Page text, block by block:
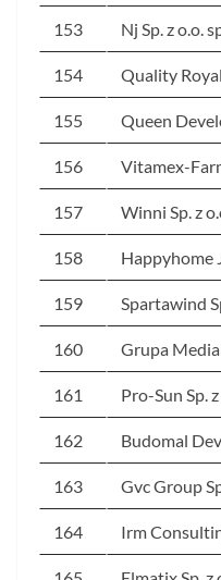
153 Nj Sp. z o.o.
154 Quality
155 Queen
156 Vitamex-
157 Winni Sp. z
158 Happyhome
159 Spartawind
160 Grupa
161 Pro-Sun Sp.
162 Budomal
163 Gvc Group
164 Irm